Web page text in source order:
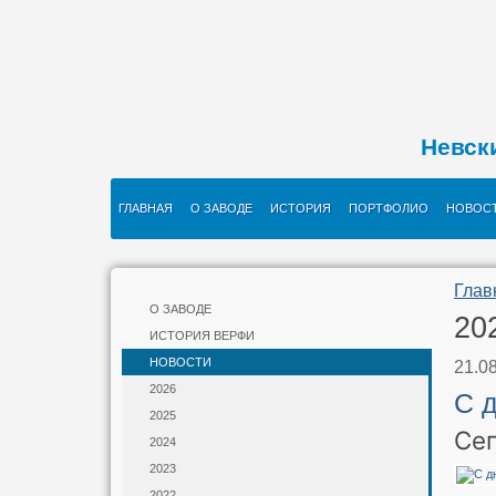
ГЛАВНАЯ О ЗАВОДЕ ИСТОРИЯ ПОРТФОЛИО
О ЗАВОДЕ
ИСТОРИЯ ВЕРФИ
НОВОСТИ
2026
2025
2024
2023
С